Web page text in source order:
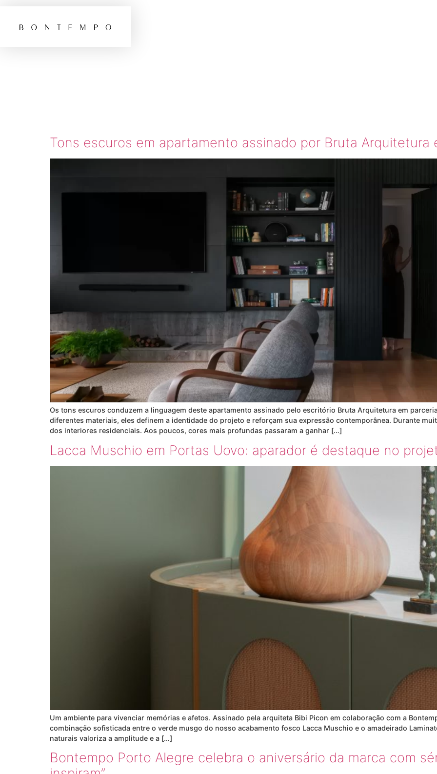
Tons escuros em apartamento assinado por Bruta Arquitetura
Os tons escuros conduzem a linguagem deste apartamento assinado pelo escritório Bruta Arquitetura em
diferentes materiais, eles definem a identidade do projeto e reforçam sua expressão contemporânea. Durante
dos interiores residenciais. Aos poucos, cores mais profundas passaram a ganhar […]
Lacca Muschio em Portas Uovo: aparador é destaque no
Um ambiente para vivenciar memórias e afetos. Assinado pela arquiteta Bibi Picon em colaboração com a
combinação sofisticada entre o verde musgo do nosso acabamento fosco Lacca Muschio e o amadeirado
naturais valoriza a amplitude e a […]
Bontempo Porto Alegre celebra o aniversário da marca com